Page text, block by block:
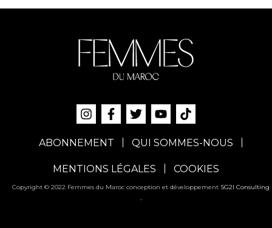
ABONNEMENT QUI SOMMES-NOUS
MENTIONS LÉGALES COOKIES
Copyright © 2022 Femmes du Maroc conception et développement SG2I Consulting